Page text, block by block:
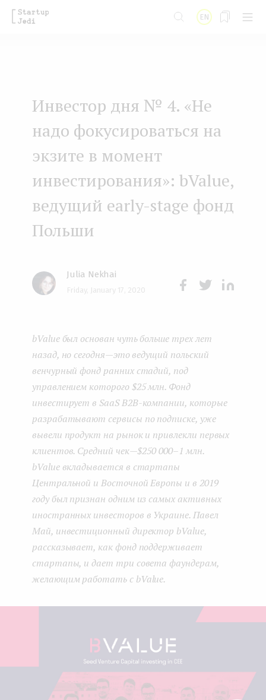
EN
Инвестор дня № 4. «Не
надо фокусироваться на
экзите в момент
инвестирования»: bValue,
ведущий early-stage фонд
Польши
Julia Nekhai
Friday, January 17, 2020
k
bValue был основан чуть больше трех лет
назад, но сегодня — это ведущий польский
венчурный фонд ранних стадий, под
управлением которого $25 млн. Фонд
инвестирует в SaaS B2B-компании, которые
разрабатывают сервисы по подписке, уже
вывели продукт на рынок и привлекли первых
клиентов. Средний чек — $250 000–1 млн.
bValue вкладывается в стартапы
Центральной и Восточной Европы и в 2019
году был признан одним из самых активных
иностранных инвесторов в Украине. Павел
Май, инвестиционный директор bValue,
рассказывает, как фонд поддерживает
стартапы, и дает три совета фаундерам,
желающим работать с bValue.